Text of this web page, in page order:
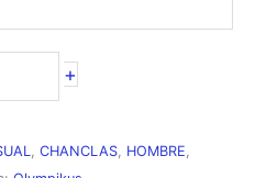
+
CHANCLAS HOMBRE